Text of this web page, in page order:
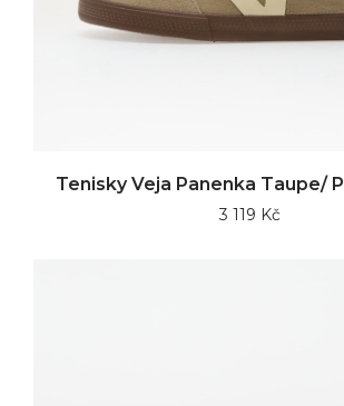
Tenisky Veja Panenka Taupe/
3 119 Kč